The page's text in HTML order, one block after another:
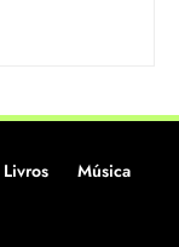
Livros
Música